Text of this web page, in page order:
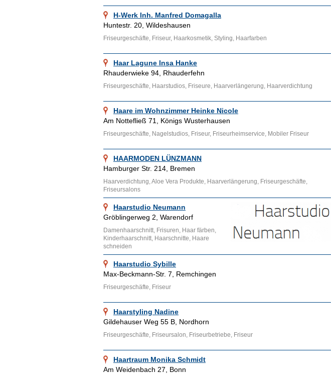
H-Werk Inh. Manfred Domagalla
Huntestr. 20, Wildeshausen
Friseurgeschäfte, Friseur, Haarkosmetik, Styling, Haarfarben
Haar Lagune Insa Hanke
Rhauderwieke 94, Rhauderfehn
Friseurgeschäfte, Haarstudios, Friseure, Haarverlängerung, Haarverdichtung
Haare im Wohnzimmer Heinke Nicole
Am Nottefließ 71, Königs Wusterhausen
Friseurgeschäfte, Nagelstudios, Friseur, Friseurheimservice, Mobiler Friseur
HAARMODEN LÜNZMANN
Hamburger Str. 214, Bremen
Haarverdichtung, Aloe Vera Produkte, Haarverlängerung, Friseurgeschäfte,
Friseursalons
Haarstudio Neumann
Gröblingerweg 2, Warendorf
Damenhaarschnitt, Frisuren, Haar färben,
Kinderhaarschnitt, Haarschnitte, Haare
schneiden
Haarstudio Sybille
Max-Beckmann-Str. 7, Remchingen
Friseurgeschäfte, Friseur
Haarstyling Nadine
Gildehauser Weg 55 B, Nordhorn
Friseurgeschäfte, Friseursalon, Friseurbetriebe, Friseur
Haartraum Monika Schmidt
Am Weidenbach 27, Bonn